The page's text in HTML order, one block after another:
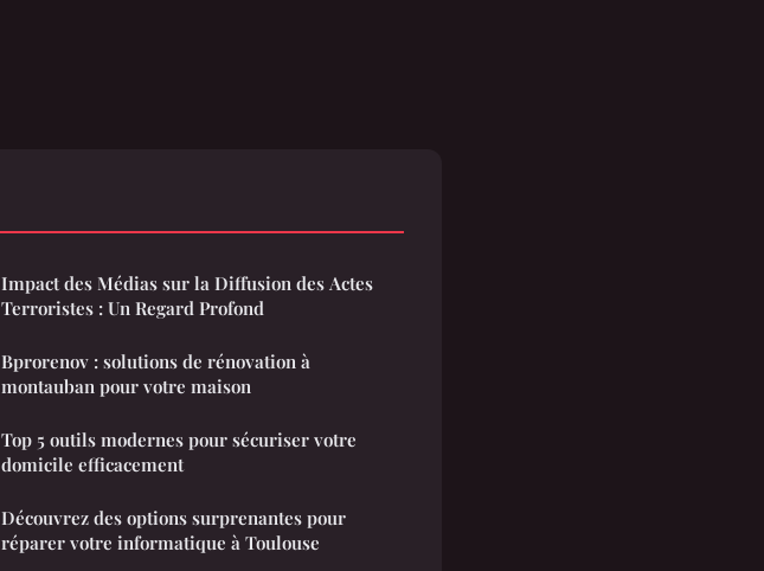
Impact des Médias sur la Diffusion des Actes
Terroristes : Un Regard Profond
Bprorenov : solutions de rénovation à
montauban pour votre maison
Top 5 outils modernes pour sécuriser votre
domicile efficacement
Découvrez des options surprenantes pour
réparer votre informatique à Toulouse